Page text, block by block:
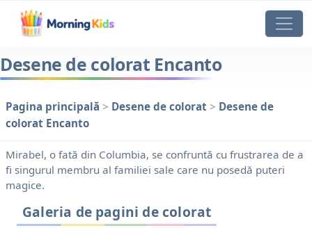
Desene de colorat Encanto
Pagina principală > Desene de colorat > Desene de
colorat Encanto
Mirabel, o fată din Columbia, se confruntă cu frustrarea de a
fi singurul membru al familiei sale care nu posedă puteri
magice.
Galeria de pagini de colorat